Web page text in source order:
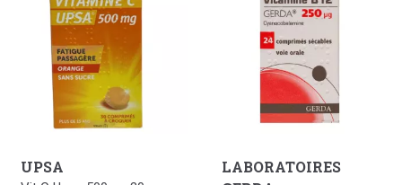
UPSA
LABORATOIRES